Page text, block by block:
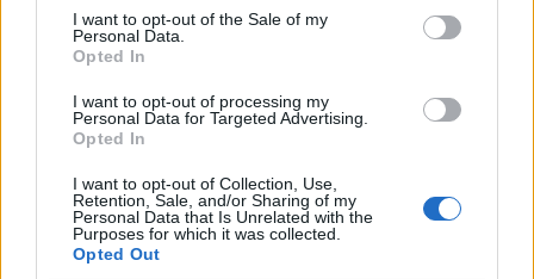
consent section.
I want to opt-out of the Sale of my
Personal Data.
Opted In
I want to opt-out of processing my
Personal Data for Targeted Advertising.
Opted In
I want to opt-out of Collection, Use,
Retention, Sale, and/or Sharing of my
Personal Data that Is Unrelated with the
Purposes for which it was collected.
Opted Out
Hruscsov, Sztálin utódja igyekezett
mindenben elhatárolódni a diktátortól, és
ebben a megváltozott légkörben Szvetlána
körül elkezdett fogyni a levegő. Minden
mozdulatát figyelték, emiatt még a nevét is
megváltoztatta. Mégsem tudott teljesen
eltávolodni apjától: titokban elkezdte papírra
vetni élettörténetét, és hiába próbálta
kihangsúlyozni, hogy Sztálin milyen
szörnyűségeket művelt, egyszerűen képtelen